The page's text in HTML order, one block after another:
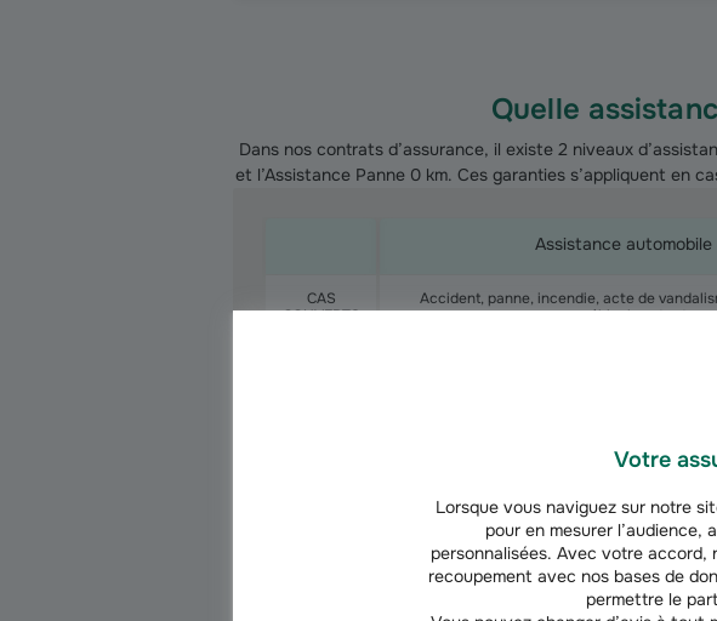
Votre
Lorsque vous naviguez sur notre
pour en mesurer
personnalisées. Avec votre
recoupement avec nos bases de
permettre le
Quelle
Dans nos contrats d’assurance, il existe 2 niveaux
et l’Assistance Panne 0 km. Ces garanties s’appliquent en
Assistance automobile
CAS
COUVERTS
Accident, panne, incendie, acte de
véhicule est